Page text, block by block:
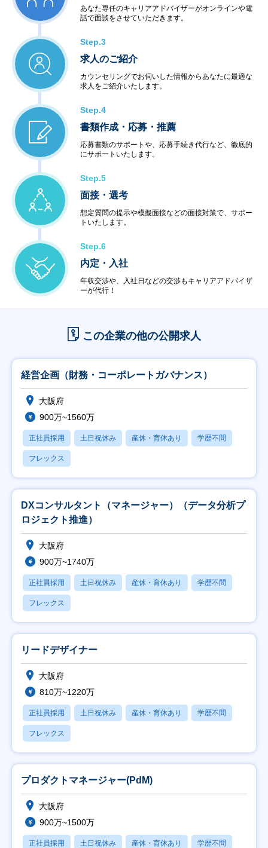
あなた専任のキャリアアドバイザーがオンラインや電
話で面談をさせていただきます。
Step.3
求人のご紹介
カウンセリングでお伺いした情報からあなたに最適な
求人をご紹介いたします。
Step.4
書類作成・応募・推薦
応募書類のサポートや、応募手続き代行など、徹底的
にサポートいたします。
Step.5
面接・選考
想定質問の提示や模擬面接などの面接対策で、サポー
トいたします。
Step.6
内定・入社
年収交渉や、入社日などの交渉もキャリアアドバイザ
ーが代行！
この企業の他の公開求人
経営企画（財務・コーポレートガバナンス）
大阪府
900万~1560万
正社員採用 土日祝休み 産休・育休あり 学歴不問
フレックス
DXコンサルタント（マネージャー）（データ分析プ
ロジェクト推進）
大阪府
900万~1740万
正社員採用 土日祝休み 産休・育休あり 学歴不問
フレックス
リードデザイナー
大阪府
810万~1220万
正社員採用 土日祝休み 産休・育休あり 学歴不問
フレックス
プロダクトマネージャー(PdM)
大阪府
900万~1500万
正社員採用 土日祝休み 産休・育休あり 学歴不問